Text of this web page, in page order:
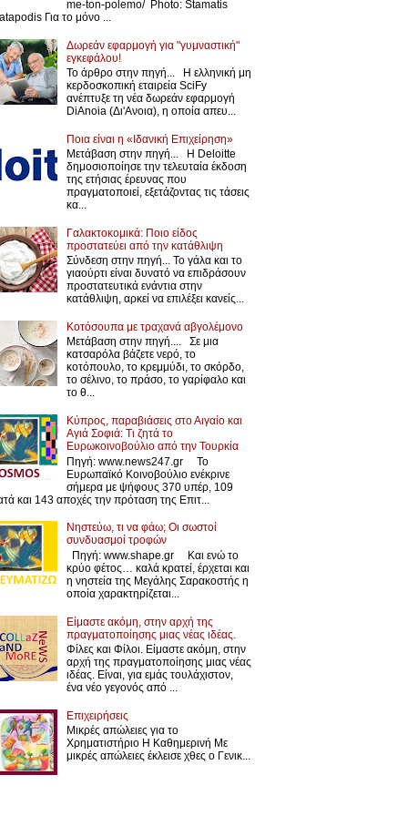
me-ton-polemo/ Photo: Stamatis
Για το μόνο ...
Δωρεάν εφαρμογή για "γυμναστική"
εγκεφάλου!
Το άρθρο στην πηγή... Η ελληνική μη
κερδοσκοπική εταιρεία SciFy
ανέπτυξε τη νέα δωρεάν εφαρμογή
DiAnoia (Δι'Ανοια), η οποία απευ...
Ποια είναι η «Ιδανική Επιχείρηση»
Μετάβαση στην πηγή... Η Deloitte
δημοσιοποίησε την τελευταία έκδοση
της ετήσιας έρευνας που
πραγματοποιεί, εξετάζοντας τις τάσεις
κα...
Γαλακτοκομικά: Ποιο είδος
προστατεύει από την κατάθλιψη
Σύνδεση στην πηγή... Το γάλα και το
γιαούρτι είναι δυνατό να επιδράσουν
προστατευτικά ενάντια στην
κατάθλιψη, αρκεί να επιλέξει κανείς...
Κοτόσουπα με τραχανά αβγολέμονο
Μετάβαση στην πηγή.... Σε μια
κατσαρόλα βάζετε νερό, το
κοτόπουλο, το κρεμμύδι, το σκόρδο,
το σέλινο, το πράσο, το γαρίφαλο και
το θ...
Κύπρος, παραβιάσεις στο Αιγαίο και
Αγιά Σοφιά: Τι ζητά το
Ευρωκοινοβούλιο από την Τουρκία
Πηγή: www.news247.gr Το
Ευρωπαϊκό Κοινοβούλιο ενέκρινε
σήμερα με ψήφους 370 υπέρ, 109
και 143 αποχές την πρόταση της Επιτ...
Νηστεύω, τι να φάω; Οι σωστοί
συνδυασμοί τροφών
Πηγή: www.shape.gr Και ενώ το
κρύο φέτος… καλά κρατεί, έρχεται και
η νηστεία της Μεγάλης Σαρακοστής η
οποία χαρακτηρίζεται...
Είμαστε ακόμη, στην αρχή της
πραγματοποίησης μιας νέας ιδέας.
Φίλες και Φίλοι. Είμαστε ακόμη, στην
αρχή της πραγματοποίησης μιας νέας
ιδέας. Είναι, για εμάς τουλάχιστον,
ένα νέο γεγονός από ...
Επιχειρήσεις
Μικρές απώλειες για το
Χρηματιστήριο Η Καθημερινή Με
μικρές απώλειες έκλεισε χθες ο Γενικ...